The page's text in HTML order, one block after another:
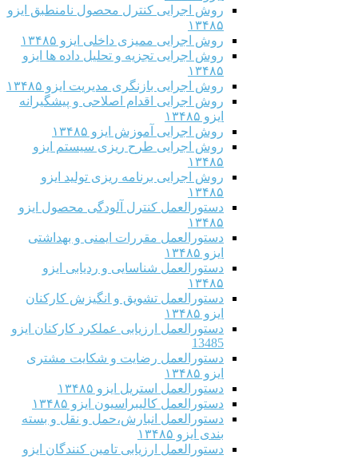
روش اجرایی کنترل محصول نامنطبق ایزو
۱۳۴۸۵
روش اجرایی ممیزی داخلی ایزو ۱۳۴۸۵
روش اجرایی تجزیه و تحلیل داده ها ایزو
۱۳۴۸۵
روش اجرایی بازنگری مدیریت ایزو ۱۳۴۸۵
روش اجرایی اقدام اصلاحی و پیشگیرانه
ایزو ۱۳۴۸۵
روش اجرایی آموزش ایزو ۱۳۴۸۵
روش اجرایی طرح ریزی سیستم ایزو
۱۳۴۸۵
روش اجرایی برنامه ریزی تولید ایزو
۱۳۴۸۵
دستورالعمل کنترل آلودگی محصول ایزو
۱۳۴۸۵
دستورالعمل مقررات ایمنی و بهداشتی
ایزو ۱۳۴۸۵
دستورالعمل شناسایی و ردیابی ایزو
۱۳۴۸۵
دستورالعمل تشویق و انگیزش کارکنان
ایزو ۱۳۴۸۵
دستورالعمل ارزیابی عملکرد کارکنان ایزو
13485
دستورالعمل رضایت و شکایت مشتری
ایزو ۱۳۴۸۵
دستورالعمل استریل ایزو ۱۳۴۸۵
دستورالعمل کالیبراسیون ایزو ۱۳۴۸۵
دستورالعمل انبارش،حمل و نقل و بسته
بندی ایزو ۱۳۴۸۵
دستورالعمل ارزیابی تامین کنندگان ایزو